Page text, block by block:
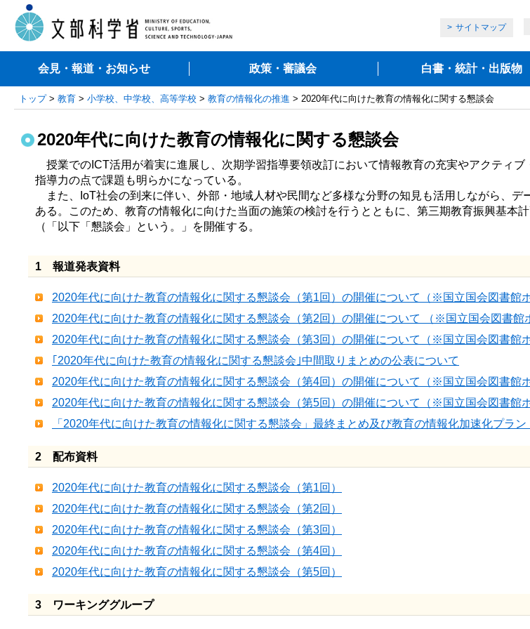
サイトマップ
会見・報道・お知らせ 政策・審議会 白書・統計・出版物
トップ> 教育 > 小学校、中学校、高等学校 > 教育の情報化の推進 > 2020年代に向けた教育の情報化に関する懇談会
2020年代に向けた教育の情報化に関する懇談会
授業でのICT活用が着実に進展し、次期学習指導要領改訂において情報教育の充実やアクティ
指導力の点で課題も明らかになっている。
また、IoT社会の到来に伴い、外部・地域人材や民間など多様な分野の知見も活用しながら、
ある。このため、教育の情報化に向けた当面の施策の検討を行うとともに、第三期教育振興基本
（「以下「懇談会」という。」を開催する。
1 報道発表資料
2020年代に向けた教育の情報化に関する懇談会（第1回）の開催について（※国立国会図書館
2020年代に向けた教育の情報化に関する懇談会（第2回）の開催について （※国立国会図書館
2020年代に向けた教育の情報化に関する懇談会（第3回）の開催について（※国立国会図書館
｢2020年代に向けた教育の情報化に関する懇談会｣中間取りまとめの公表について
2020年代に向けた教育の情報化に関する懇談会（第4回）の開催について（※国立国会図書館
2020年代に向けた教育の情報化に関する懇談会（第5回）の開催について（※国立国会図書館
「2020年代に向けた教育の情報化に関する懇談会」最終まとめ及び教育の情報化加速化プラ
2 配布資料
2020年代に向けた教育の情報化に関する懇談会（第1回）
2020年代に向けた教育の情報化に関する懇談会（第2回）
2020年代に向けた教育の情報化に関する懇談会（第3回）
2020年代に向けた教育の情報化に関する懇談会（第4回）
2020年代に向けた教育の情報化に関する懇談会（第5回）
3 ワーキンググループ